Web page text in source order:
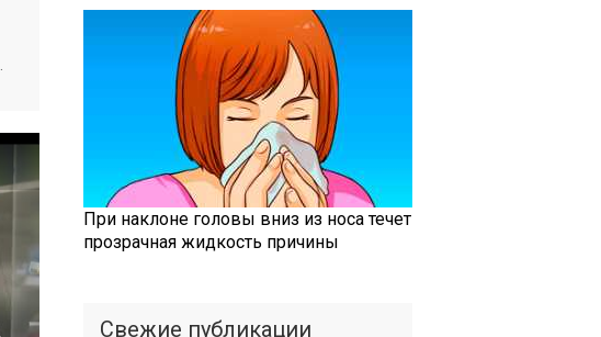
При наклоне головы вниз из носа течет
прозрачная жидкость причины
Свежие публикации